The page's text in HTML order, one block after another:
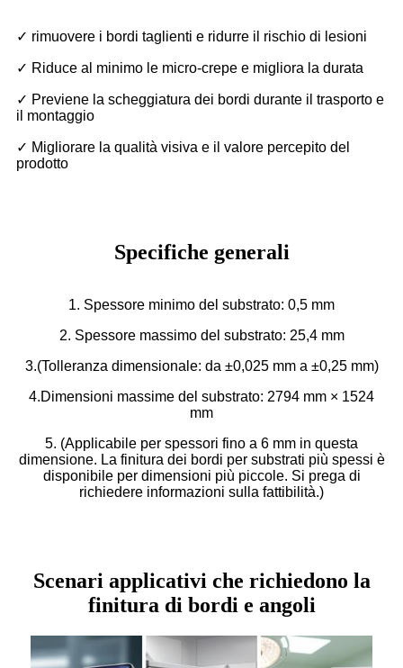
✓ rimuovere i bordi taglienti e ridurre il rischio di lesioni
✓ Riduce al minimo le micro-crepe e migliora la durata
✓ Previene la scheggiatura dei bordi durante il trasporto e
il montaggio
✓ Migliorare la qualità visiva e il valore percepito del
prodotto
Specifiche generali
1. Spessore minimo del substrato: 0,5 mm
2. Spessore massimo del substrato: 25,4 mm
3.(Tolleranza dimensionale: da ±0,025 mm a ±0,25 mm)
4.Dimensioni massime del substrato: 2794 mm × 1524
mm
5. (Applicabile per spessori fino a 6 mm in questa
dimensione. La finitura dei bordi per substrati più spessi è
disponibile per dimensioni più piccole. Si prega di
richiedere informazioni sulla fattibilità.)
Scenari applicativi che richiedono la
finitura di bordi e angoli